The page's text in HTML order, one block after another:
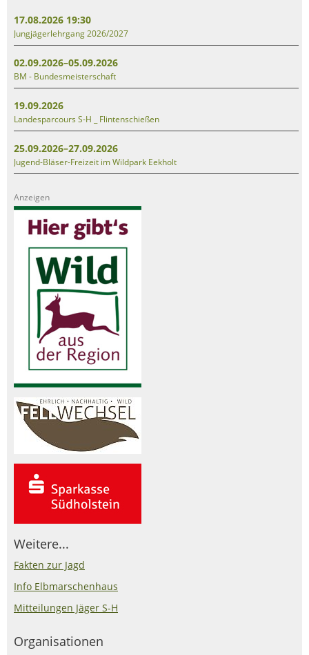
17.08.2026 19:30
Jungjägerlehrgang 2026/2027
02.09.2026–05.09.2026
BM - Bundesmeisterschaft
19.09.2026
Landesparcours S-H _ Flintenschießen
25.09.2026–27.09.2026
Jugend-Bläser-Freizeit im Wildpark Eekholt
Anzeigen
Weitere...
Fakten zur Jagd
Info Elbmarschenhaus
Mitteilungen Jäger S-H
Organisationen